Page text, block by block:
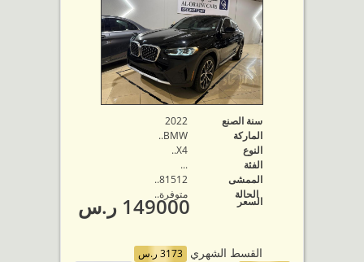
سنة الصنع
2022
الماركة
BMW..
النوع
X4..
الفئة
...
الممشى
81512..
الحالة
متوفرة‬..
السعر 149000 ر.س
القسط الشهري 3173 ر.س